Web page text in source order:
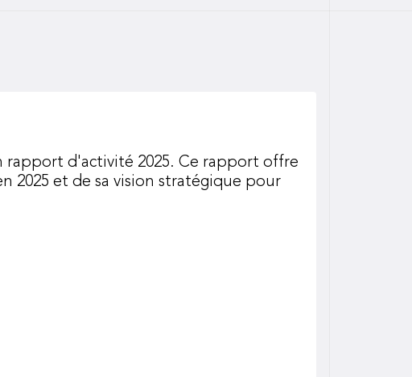
rapport d'activité 2025. Ce rapport offre
2025 et de sa vision stratégique pour